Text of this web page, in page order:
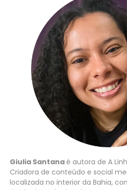
Giulia Santana é autora de A
Criadora de conteúdo e social
localizada no interior da Bahia,